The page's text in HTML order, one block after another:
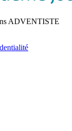
ADVENTISTE